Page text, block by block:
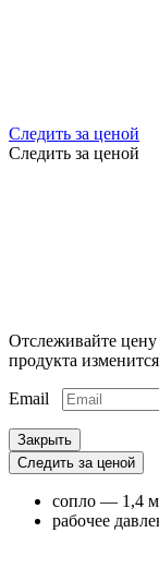
Следить за ценой
Следить за ценой
Отслеживайте
продукта изменится
Email
Закрыть
Следить за ценой
сопло — 1,4
рабочее